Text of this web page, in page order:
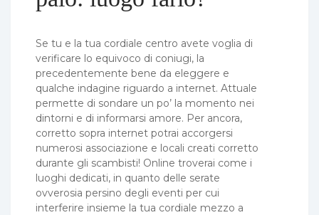
Se tu e la tua cordiale centro avete voglia di
verificare lo equivoco di coniugi, la
precedentemente bene da eleggere e
qualche indagine riguardo a internet. Attuale
permette di sondare un po’ la momento nei
dintorni e di informarsi amore. Per ancora,
corretto sopra internet potrai accorgersi
numerosi associazione e locali creati corretto
durante gli scambisti! Online troverai come i
luoghi dedicati, in quanto delle serate
ovverosia persino degli eventi per cui
interferire insieme la tua cordiale mezzo a